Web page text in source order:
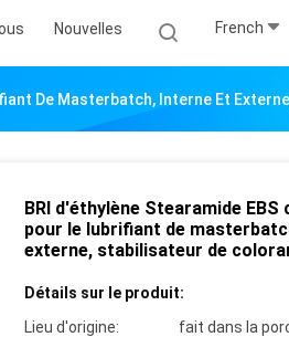
Nouvelles French
De Masterbatch, Interne Et
BRI d'éthylène Stearamide
pour le lubrifiant de
externe, stabilisateur de
Détails sur le produit:
Lieu d'origine:
fait dans la